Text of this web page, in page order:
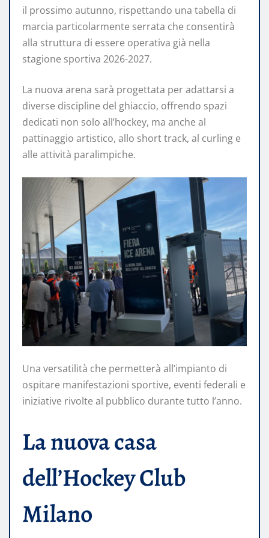
il prossimo autunno, rispettando una tabella di
marcia particolarmente serrata che consentirà
alla struttura di essere operativa già nella
stagione sportiva 2026-2027.
La nuova arena sarà progettata per adattarsi a
diverse discipline del ghiaccio, offrendo spazi
dedicati non solo all’hockey, ma anche al
pattinaggio artistico, allo short track, al curling e
alle attività paralimpiche.
Una versatilità che permetterà all’impianto di
ospitare manifestazioni sportive, eventi federali e
iniziative rivolte al pubblico durante tutto l’anno.
La nuova casa
dell’Hockey Club
Milano